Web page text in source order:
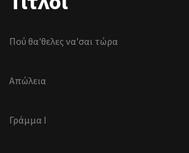
Πού θα'θελες να'σαι τώρα
Απώλεια
Γράμμα I